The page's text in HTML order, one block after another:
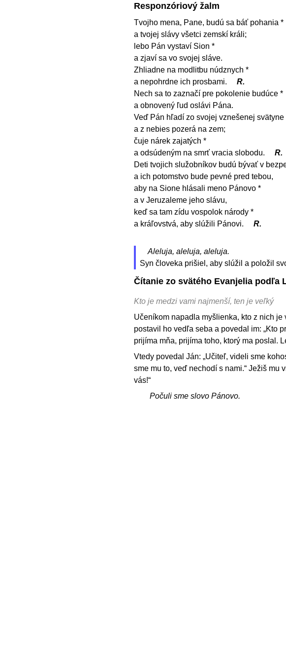
Responzóriový žalm
Tvojho mena, Pane, budú sa báť pohania *
a tvojej slávy všetci zemskí králi;
lebo Pán vystaví Sion *
a zjaví sa vo svojej sláve.
Zhliadne na modlitbu núdznych *
a nepohrdne ich prosbami.
R.
Nech sa to zaznačí pre pokolenie budúce *
a obnovený ľud oslávi Pána.
Veď Pán hľadí zo svojej vznešenej svätyne
a z nebies pozerá na zem;
čuje nárek zajatých *
a odsúdeným na smrť vracia slobodu.
R.
Deti tvojich služobníkov budú bývať v
a ich potomstvo bude pevné pred tebou,
aby na Sione hlásali meno Pánovo *
a v Jeruzaleme jeho slávu,
keď sa tam zídu vospolok národy *
a kráľovstvá, aby slúžili Pánovi.
R.
Aleluja, aleluja, aleluja.
Syn človeka prišiel, aby slúžil a položil
Čítanie zo svätého Evanjelia podľa
Kto je medzi vami najmenší, ten je veľký
Učeníkom napadla myšlienka, kto z nich
postavil ho vedľa seba a povedal im: „Kto
prijíma mňa, prijíma toho, ktorý ma poslal.
Vtedy povedal Ján: „Učiteľ, videli sme
sme mu to, veď nechodí s nami.“ Ježiš mu
vás!“
Počuli sme slovo Pánovo.